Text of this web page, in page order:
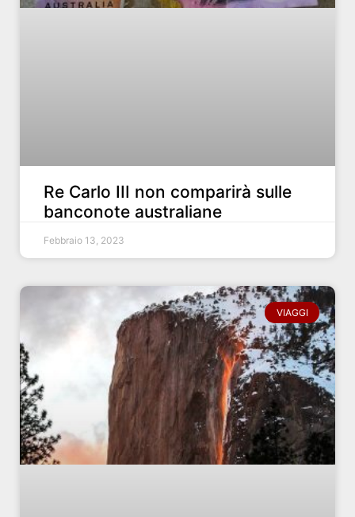
Re Carlo III non comparirà sulle
banconote australiane
Febbraio 13, 2023
VIAGGI